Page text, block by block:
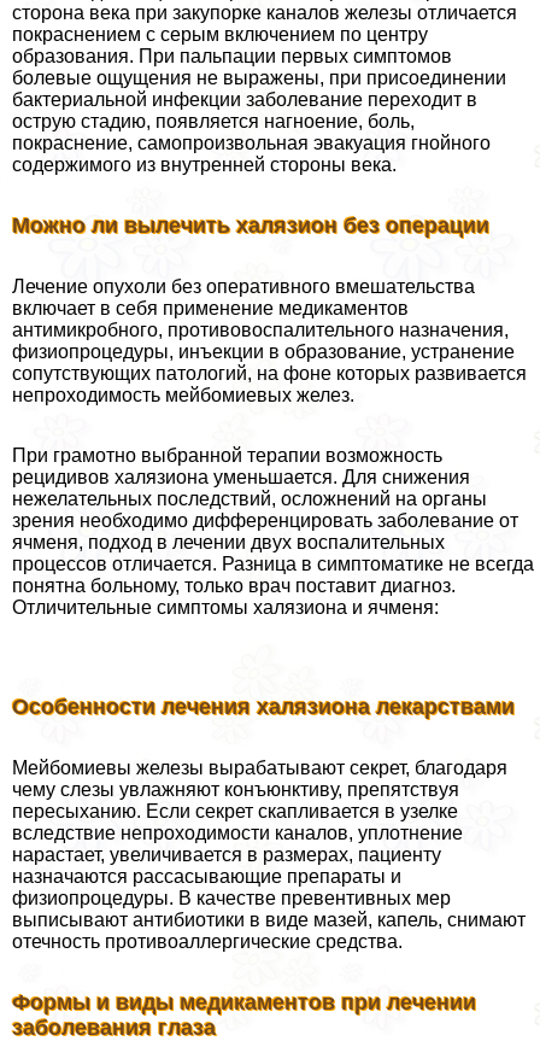
сторона века при закупорке каналов железы отличается
покраснением с серым включением по центру
образования. При пальпации первых симптомов
болевые ощущения не выражены, при присоединении
бактериальной инфекции заболевание переходит в
острую стадию, появляется нагноение, боль,
покраснение, самопроизвольная эвакуация гнойного
содержимого из внутренней стороны века.
Можно ли вылечить халязион без операции
Лечение опухоли без оперативного вмешательства
включает в себя применение медикаментов
антимикробного, противовоспалительного назначения,
физиопроцедуры, инъекции в образование, устранение
сопутствующих патологий, на фоне которых развивается
непроходимость мейбомиевых желез.
При грамотно выбранной терапии возможность
рецидивов халязиона уменьшается. Для снижения
нежелательных последствий, осложнений на органы
зрения необходимо дифференцировать заболевание от
ячменя, подход в лечении двух воспалительных
процессов отличается. Разница в симптоматике не всегда
понятна больному, только врач поставит диагноз.
Отличительные симптомы халязиона и ячменя:
Особенности лечения халязиона лекарствами
Мейбомиевы железы выpaбатывают секрет, благодаря
чему слезы увлажняют конъюнктиву, препятствуя
пересыханию. Если секрет скапливается в узелке
вследствие непроходимости каналов, уплотнение
нарастает, увеличивается в размерах, пациенту
назначаются рассасывающие препараты и
физиопроцедуры. В качестве превентивных мер
выписывают антибиотики в виде мазей, капель, снимают
отечность противоаллергические средства.
Формы и виды медикаментов при лечении
заболевания глаза